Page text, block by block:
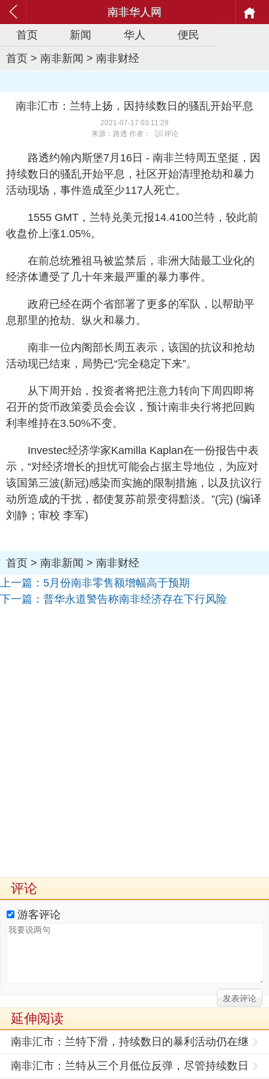
南非华人网
首页
新闻 华人
便民
首页 > 南非新闻 > 南非财经
南非汇市：兰特上扬，因持续数日的骚乱开始平息
2021-07-17 03:11:29
来源：路透 作者：
评论
路透约翰内斯堡7月16日 - 南非兰特周五坚挺，因
持续数日的骚乱开始平息，社区开始清理抢劫和暴力
活动现场，事件造成至少117人死亡。
1555 GMT，兰特兑美元报14.4100兰特，较此前
收盘价上涨1.05%。
在前总统雅祖马被监禁后，非洲大陆最工业化的
经济体遭受了几十年来最严重的暴力事件。
政府已经在两个省部署了更多的军队，以帮助平
息那里的抢劫、纵火和暴力。
南非一位内阁部长周五表示，该国的抗议和抢劫
活动现已结束，局势已“完全稳定下来”。
从下周开始，投资者将把注意力转向下周四即将
召开的货币政策委员会会议，预计南非央行将把回购
利率维持在3.50%不变。
Investec经济学家Kamilla Kaplan在一份报告中表
示，“对经济增长的担忧可能会占据主导地位，为应对
该国第三波(新冠)感染而实施的限制措施，以及抗议行
动所造成的干扰，都使复苏前景变得黯淡。”(完) (编译
刘静；审校 李军)
首页 > 南非新闻 > 南非财经
上一篇： 5月份南非零售额增幅高于预期
下一篇： 普华永道警告称南非经济存在下行风险
评论
游客评论
延伸阅读
南非汇市：兰特下滑，持续数日的暴利活动仍在继
续
南非汇市：兰特从三个月低位反弹，尽管持续数日